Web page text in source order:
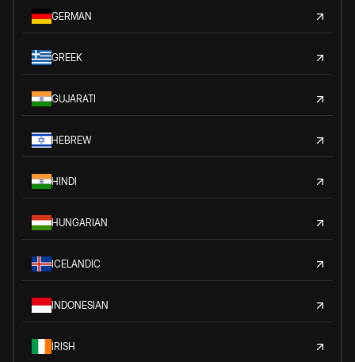
GERMAN
GREEK
GUJARATI
HEBREW
HINDI
HUNGARIAN
ICELANDIC
INDONESIAN
IRISH